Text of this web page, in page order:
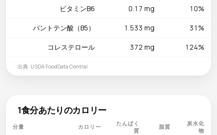
ビタミンB6 0.17 mg 10%
パントテン酸（B5） 1.533 mg 31%
コレステロール 372 mg 124%
出典: USDA FoodData Central
1食分あたりのカロリー
分量 カロリー
たんぱく
質
脂質
炭水化
物